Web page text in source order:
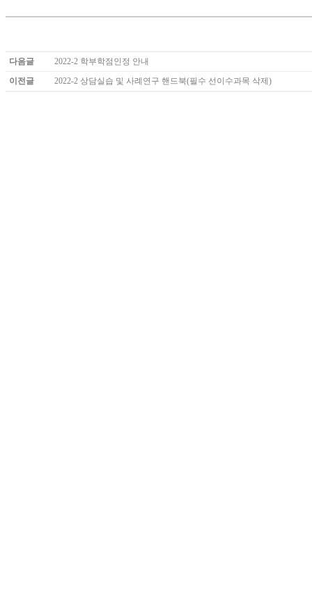
다음글
2022-2 학부학점인정 안내
이전글
2022-2 상담실습 및 사례연구 핸드북(필수 선이수과목 삭제)